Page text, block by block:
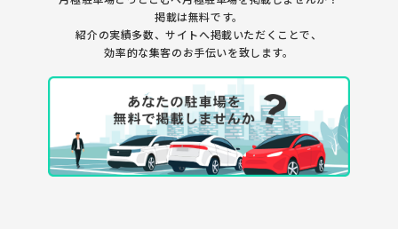
掲載は無料です。
紹介の実績多数、サイトへ掲載いただくことで、
効率的な集客のお手伝いを致します。